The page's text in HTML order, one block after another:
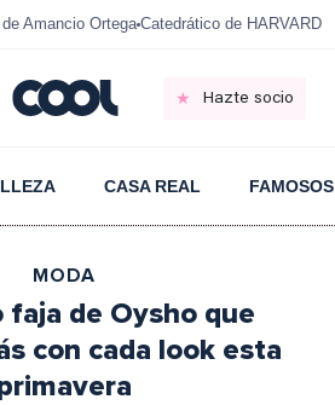
de Amancio Ortega Catedrático de HARVARD
Hazte socio
CASA REAL FAMOSOS
MODA
faja de Oysho que
con cada look esta